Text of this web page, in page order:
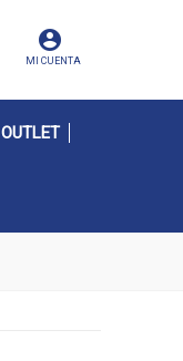
MI CUENTA
OUTLET